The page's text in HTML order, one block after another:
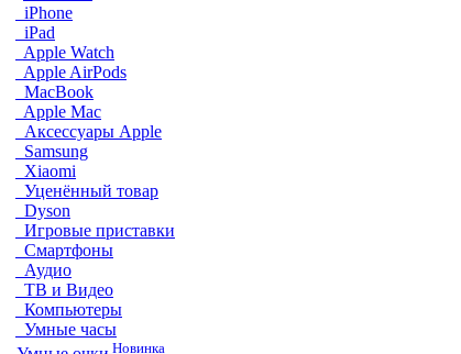
iPhone
iPad
Apple Watch
Apple AirPods
MacBook
Apple Mac
Аксессуары Apple
Samsung
Xiaomi
Уценённый товар
Dyson
Игровые приставки
Смартфоны
Аудио
ТВ и Видео
Компьютеры
Умные часы
Новинка